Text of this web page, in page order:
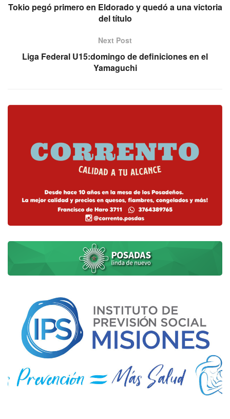
Tokio pegó primero en Eldorado y quedó a una victoria
del título
Next Post
Liga Federal U15:domingo de definiciones en el
Yamaguchi